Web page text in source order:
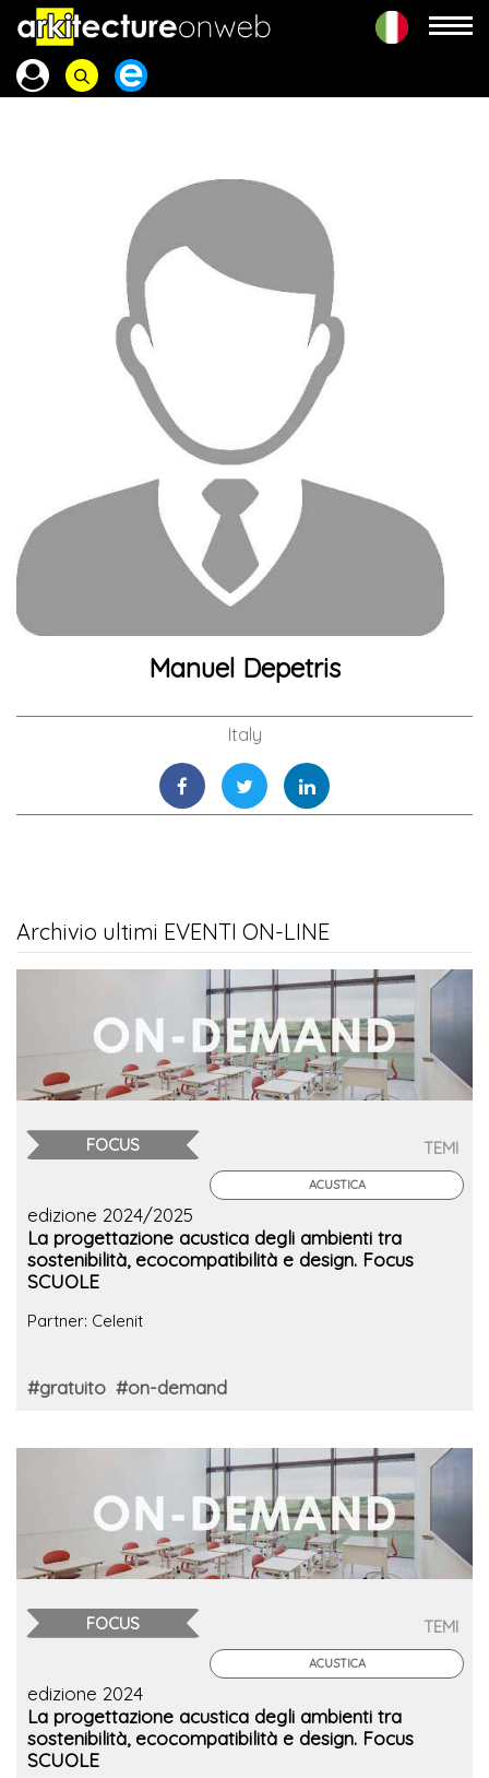
Manuel Depetris
Italy
Archivio ultimi EVENTI ON-LINE
FOCUS TEMI
ACUSTICA
edizione 2024/2025
La progettazione acustica degli ambienti tra
sostenibilità, ecocompatibilità e design. Focus
SCUOLE
Partner: Celenit
#gratuito #on-demand
FOCUS TEMI
ACUSTICA
edizione 2024
La progettazione acustica degli ambienti tra
sostenibilità, ecocompatibilità e design. Focus
SCUOLE